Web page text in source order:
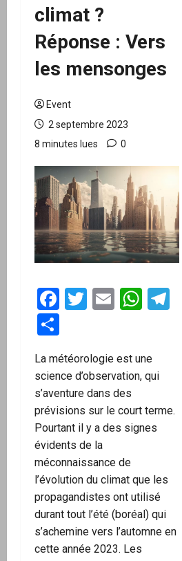
climat ?
Réponse : Vers
les mensonges
Event
2 septembre 2023
8 minutes lues
0
Facebook
Twitter
Email
La météorologie est une
science d’observation, qui
s’aventure dans des
prévisions sur le court terme.
Pourtant il y a des signes
évidents de la
méconnaissance de
l’évolution du climat que les
propagandistes ont utilisé
durant tout l’été (boréal) qui
s’achemine vers l’automne en
cette année 2023. Les